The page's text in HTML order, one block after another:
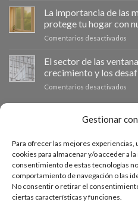
Gestionar
Para ofrecer las mejores experiencias,
cookies para almacenar y/o acceder a
consentimiento de estas tecnologías
comportamiento de navegación o las
No consentir o retirar el
ciertas características y funciones.
la
en
los
el
qué
las
la
en
La importancia de las
protege tu hogar con
Comentarios desactivados
de
las
con
El sector de las
crecimiento y los
Comentarios desactivados
de
en
en
PRESUPUESTO A MEDIDA
Si necesitas ventanas de otras
presupuesto a medida desde
de presupuesto.